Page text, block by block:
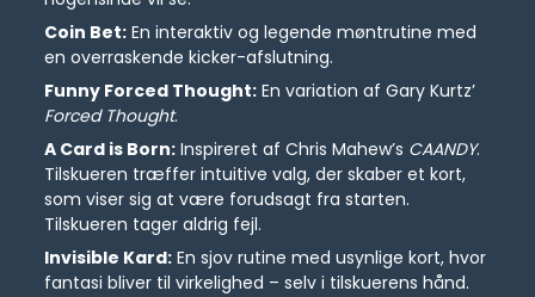
Coin Bet: En interaktiv og legende møntrutine med
en overraskende kicker-afslutning.
Funny Forced Thought: En variation af Gary Kurtz’
Forced Thought.
A Card is Born: Inspireret af Chris Mahew’s CAANDY.
Tilskueren træffer intuitive valg, der skaber et kort,
som viser sig at være forudsagt fra starten.
Tilskueren tager aldrig fejl.
Invisible Kard: En sjov rutine med usynlige kort, hvor
fantasi bliver til virkelighed – selv i tilskuerens hånd.